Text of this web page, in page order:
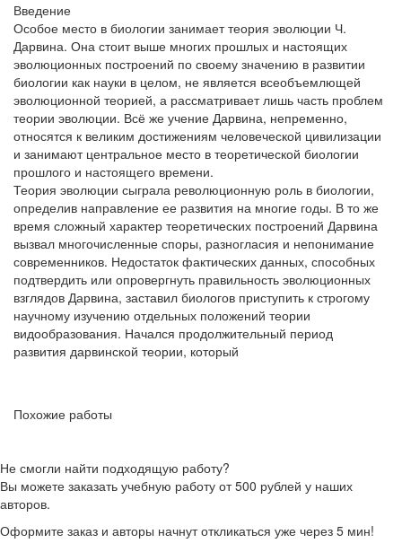
Введение
Особое место в биологии занимает теория эволюции Ч.
Дарвина. Она стоит выше многих прошлых и настоящих
эволюционных построений по своему значению в развитии
биологии как науки в целом, не является всеобъемлющей
эволюционной теорией, а рассматривает лишь часть проблем
теории эволюции. Всё же учение Дарвина, непременно,
относятся к великим достижениям человеческой цивилизации
и занимают центральное место в теоретической биологии
прошлого и настоящего времени.
Теория эволюции сыграла революционную роль в биологии,
определив направление ее развития на многие годы. В то же
время сложный характер теоретических построений Дарвина
вызвал многочисленные споры, разногласия и непонимание
современников. Недостаток фактических данных, способных
подтвердить или опровергнуть правильность эволюционных
взглядов Дарвина, заставил биологов приступить к строгому
научному изучению отдельных положений теории
видообразования. Начался продолжительный период
развития дарвинской теории, который
Похожие работы
Не смогли найти подходящую работу?
Вы можете заказать учебную работу от 500 рублей у наших
авторов.
Оформите заказ и авторы начнут откликаться уже через 5 мин!